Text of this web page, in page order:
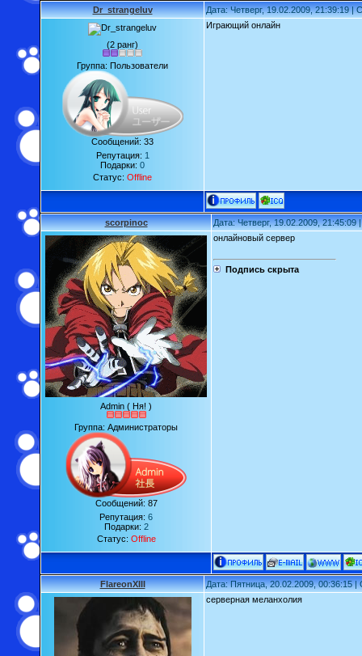
Dr_strangeluv Дата: Четверг, 19.02.2009, 21:39:19 |
(2 ранг)
Группа: Пользователи
Сообщений: 33
Репутация: 1
Подарки: 0
Статус: Offline
Играющий онлайн
scorpinoc Дата: Четверг, 19.02.2009,
Admin ( Ня! )
Группа: Администраторы
Сообщений: 87
Репутация: 6
Подарки: 2
Статус: Offline
онлайновый сервер
Подпись скрыта
FlareonXIII Дата: Пятница, 20.02.2009, 00:36:15
серверная меланхолия